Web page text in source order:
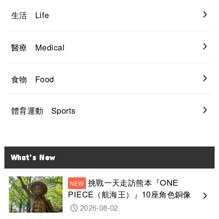
生活 Life
醫療 Medical
食物 Food
體育運動 Sports
What’s New
挑戰一天走訪熊本『ONE
PIECE（航海王）』10座角色銅像
2026-08-02